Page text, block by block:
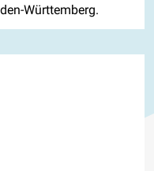
Württemberg.